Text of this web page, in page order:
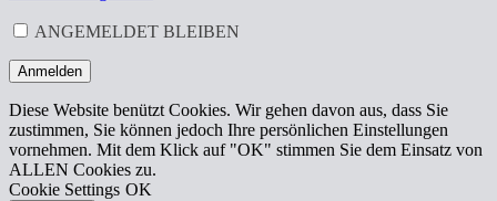
ERFORDERLICH
ANGEMELDET BLEIBEN
Anmelden
Diese Website benützt Cookies. Wir gehen davon aus, dass Sie
zustimmen, Sie können jedoch Ihre persönlichen Einstellungen
vornehmen. Mit dem Klick auf "OK" stimmen Sie dem Einsatz von
ALLEN Cookies zu.
Cookie Settings OK